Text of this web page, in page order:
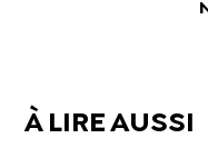
À LIRE AUSSI